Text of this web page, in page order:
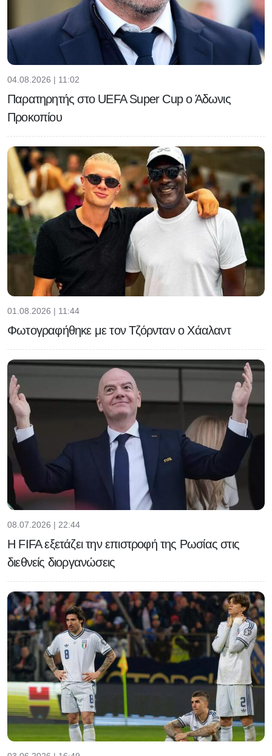
04.08.2026 | 11:02
Παρατηρητής στο UEFA Super Cup ο Άδωνις
Προκοπίου
01.08.2026 | 11:44
Φωτογραφήθηκε με τον Τζόρνταν ο Χάαλαντ
08.07.2026 | 22:44
Η FIFA εξετάζει την επιστροφή της Ρωσίας στις
διεθνείς διοργανώσεις